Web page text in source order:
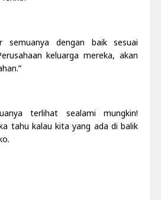
semuanya dengan baik sesuai
keluarga mereka, akan
terlihat sealami mungkin!
tahu kalau kita yang ada di balik